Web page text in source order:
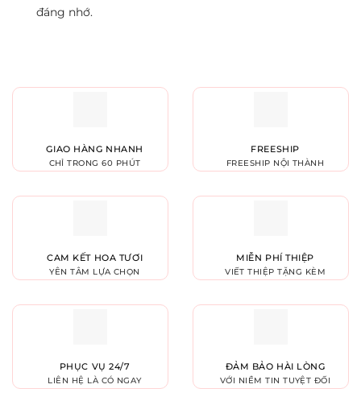
đáng nhớ.
GIAO HÀNG NHANH
CHỈ TRONG 60 PHÚT
FREESHIP
FREESHIP NỘI THÀNH
CAM KẾT HOA TƯƠI
YÊN TÂM LỰA CHỌN
MIỄN PHÍ THIỆP
VIẾT THIỆP TẶNG KÈM
PHỤC VỤ 24/7
LIÊN HỆ LÀ CÓ NGAY
ĐẢM BẢO HÀI LÒNG
VỚI NIỀM TIN TUYỆT ĐỐI